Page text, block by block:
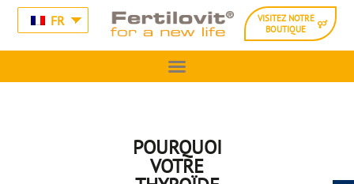
FR
VISITEZ NOTRE
BOUTIQUE
POURQUOI
VOTRE